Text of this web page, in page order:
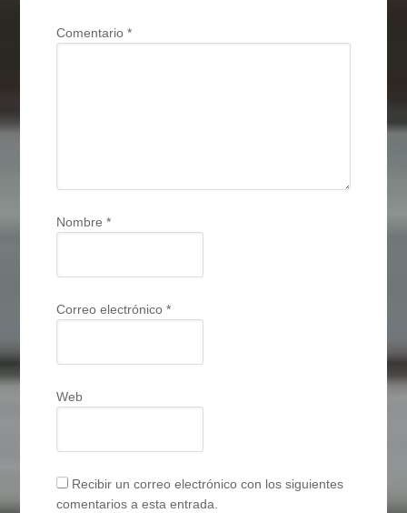
Comentario*
Nombre*
Correo electrónico*
Web
Recibir un correo electrónico con los siguientes
comentarios a esta entrada.